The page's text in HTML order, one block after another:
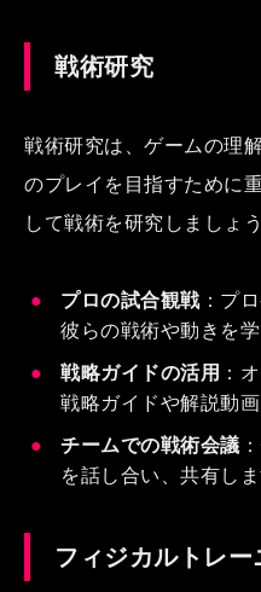
戦術研究
戦術研究は、ゲームの理
のプレイを目指すために
して戦術を研究しましょう
プロの試合観戦：プ
彼らの戦術や動きを学
戦略ガイドの活用 ：
戦略ガイドや解説動画
チームでの戦術会議
を話し合い、共有しま
フィジカルトレー